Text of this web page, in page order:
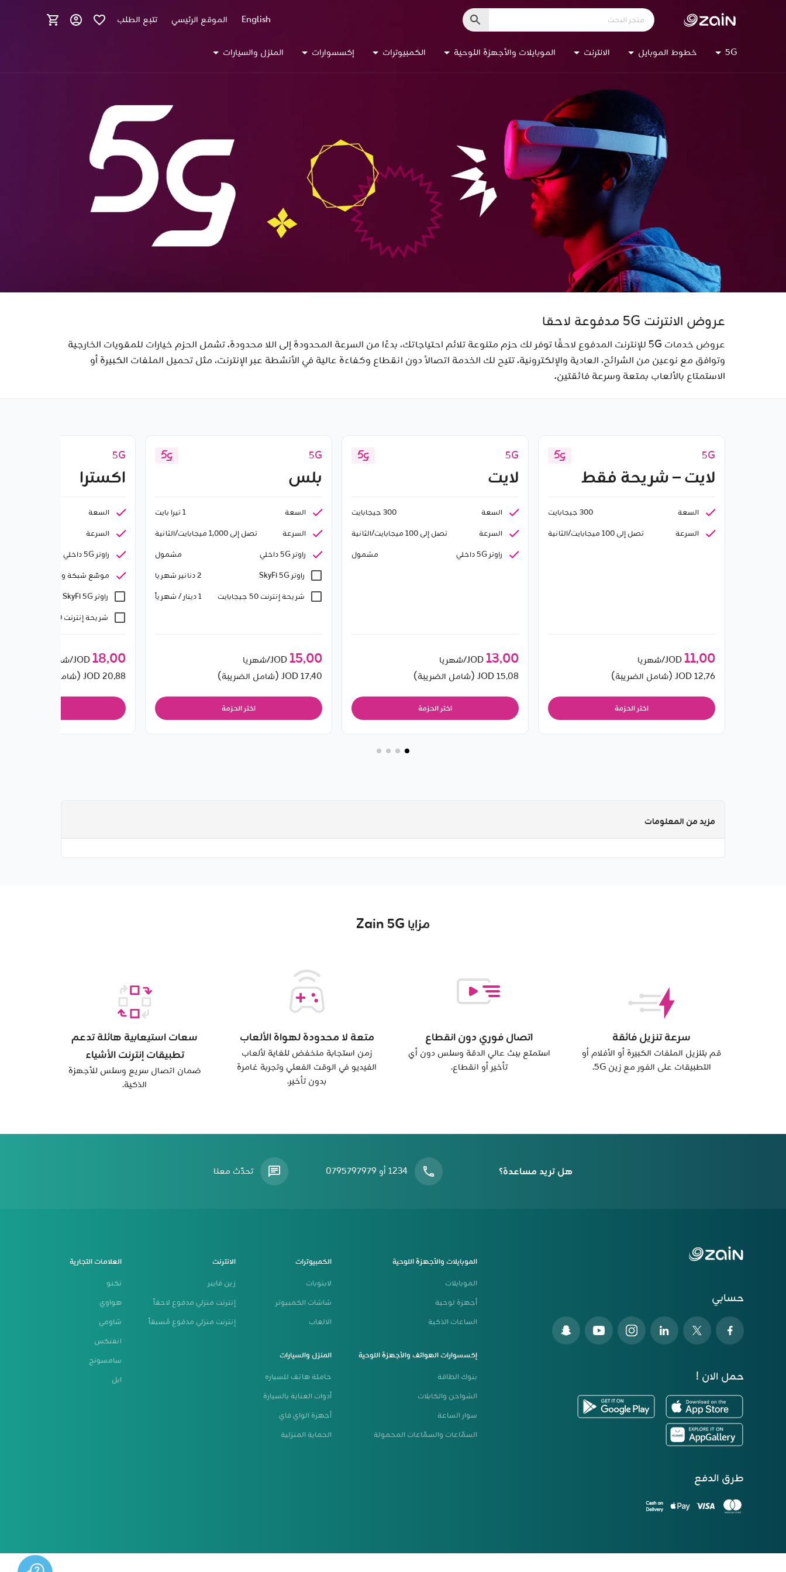
English الموقع الرئيسي تتبع الطلب
5G خطوط الموبايل الانترنت الموبايلات والأجهزة اللوحية الكمبيوترات إكسسوارات المنزل والسيارات
عروض الانترنت 5G مدفوعة لاحقا
عروض خدمات 5G للإنترنت المدفوع لاحقًا توفر لك حزم متنوعة تلائم احتياجاتك، بدءًا من السرعة المحدودة إلى اللا محدودة. تشمل الحزم خيارات للمقويات الخارجية
وتوافق مع نوعين من الشرائح، العادية والإلكترونية. تتيح لك الخدمة اتصالاً دون انقطاع وكفاءة عالية في الأنشطة عبر الإنترنت، مثل تحميل الملفات الكبيرة أو
الاستمتاع بالألعاب بمتعة وسرعة فائقتين.
5G
لايت – شريحة فقط
السعة
300 جيجابايت
السرعة
تصل إلى 100 ميجابايت/الثانية
11٫00JOD/شهريا
12٫76
اختر الحزمة
5G
لايت
السعة
300 جيجابايت
السرعة
تصل إلى 100 ميجابايت/الثانية
راوتر 5G داخلي
مشمول
13٫00JOD/شهريا
15٫08JOD (شامل الضريبة)
اختر الحزمة
5G
بلس
السعة
1 تيرا بايت
السرعة
تصل إلى 1,000 ميجابايت/الثانية
راوتر 5G داخلي
مشمول
راوتر SkyFi 5G
2 دنانير شهريا
شريحة إنترنت 50 جيجابايت
1 دينار / شهرياً
15٫00JOD/شهريا
17٫40JOD (شامل الضريبة)
اختر الحزمة
5G
اكسترا
السعة
السرعة
راوتر 5G داخلي
موسّع شبكة واي فاي 6
راوتر SkyFi 5G
شريحة إنترنت 50 جيجابايت
18٫00JOD/شهريا
20٫88JOD (شامل الضريبة)
مزيد من المعلومات
مزايا Zain 5G
سرعة تنزيل فائقة
قم بتنزيل الملفات الكبيرة أو الأفلام أو
التطبيقات على الفور مع زين 5G.
اتصال فوري دون انقطاع
استمتع ببث عالي الدقة وسلس دون أي
تأخير أو انقطاع.
متعة لا محدودة لهواة الألعاب
زمن استجابة منخفض للغاية لألعاب
الفيديو في الوقت الفعلي وتجربة غامرة
بدون تأخير.
سعات استيعابية هائلة تدعم
تطبيقات إنترنت الأشياء
ضمان اتصال سريع وسلس للأجهزة
الذكية.
هل تريد مساعدة؟ 1234 أو 0795797979 تحدّث معنا
حسابي
حمل الان !
طرق الدفع
الموبايلات والأجهزة اللوحية
الموبايلات
أجهزة لوحية
الساعات الذكية
الكمبيوترات
لابتوبات
شاشات الكمبيوتر
الالعاب
الانترنت
زين فايبر
إنترنت منزلي مدفوع لاحقاً
إنترنت منزلي مدفوع مُسبقاً
العلامات التجارية
تكنو
هواوي
شاومي
انفنكس
سامسونج
ابل
إكسسوارات الهواتف والأجهزة اللوحية
بنوك الطاقة
الشواحن والكابلات
سوار الساعة
السمّاعات والسمّاعات المحمولة
المنزل والسيارات
حاملة هاتف للسياره
أدوات العناية بالسيارة
أجهزة الواي فاي
الحماية المنزلية